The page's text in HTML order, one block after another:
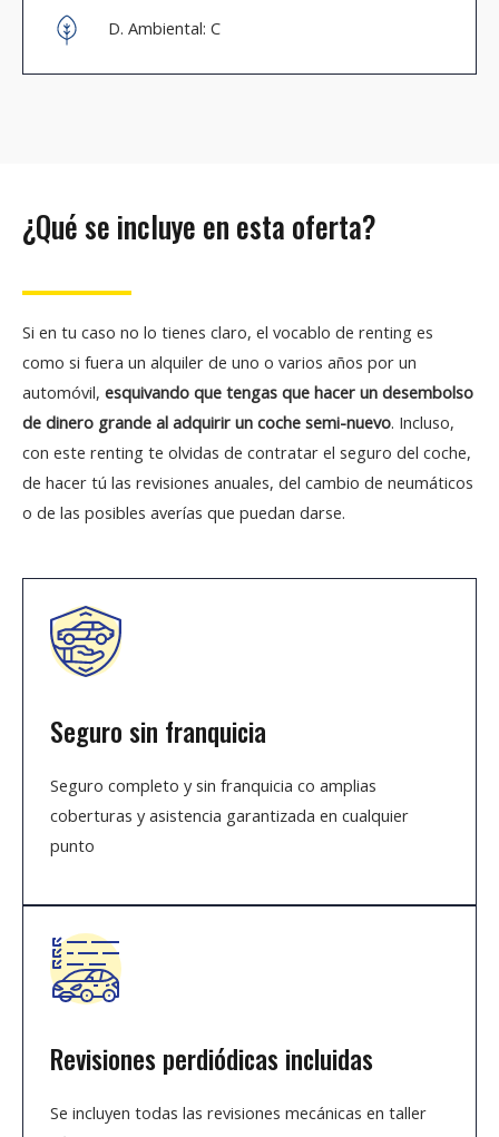
D. Ambiental: C
¿Qué se incluye en esta oferta?
Si en tu caso no lo tienes claro, el vocablo de renting es
como si fuera un alquiler de uno o varios años por un
automóvil, esquivando que tengas que hacer un desembolso
de dinero grande al adquirir un coche semi-nuevo. Incluso,
con este renting te olvidas de contratar el seguro del coche,
de hacer tú las revisiones anuales, del cambio de neumáticos
o de las posibles averías que puedan darse.
Seguro sin franquicia
Seguro completo y sin franquicia co amplias
coberturas y asistencia garantizada en cualquier
punto
Revisiones perdiódicas incluidas
Se incluyen todas las revisiones mecánicas en taller